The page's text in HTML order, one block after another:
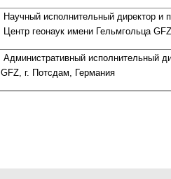
Научный исполнительный директор
Центр геонаук имени Гельмгольца
Административный исполнительный
GFZ, г. Потсдам, Германия